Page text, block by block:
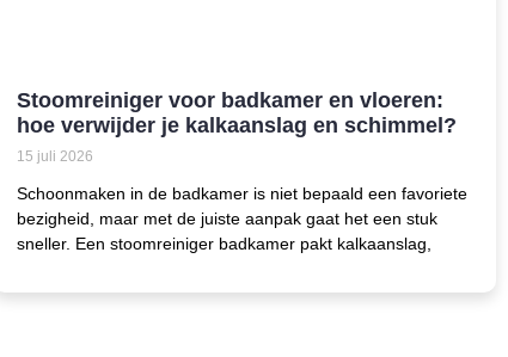
Stoomreiniger voor badkamer en vloeren:
hoe verwijder je kalkaanslag en schimmel?
15 juli 2026
Schoonmaken in de badkamer is niet bepaald een favoriete
bezigheid, maar met de juiste aanpak gaat het een stuk
sneller. Een stoomreiniger badkamer pakt kalkaanslag,